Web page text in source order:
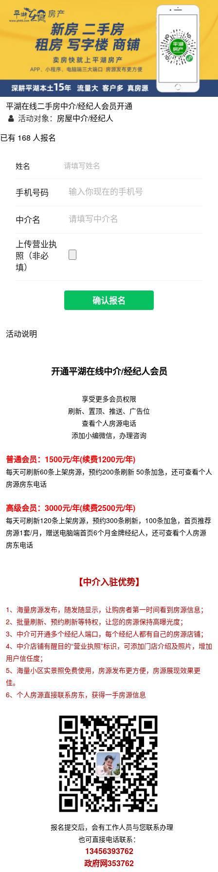
平湖在线二手房中介/经纪人会员开通
活动对象： 房屋中介/经纪人
已有 168 人报名
姓名
手机号码
中介名
上传营业执
照（非必
填）
确认报名
活动说明
开通平湖在线中介/经纪人会员
享受更多会员权限
刷新、置顶、推送、广告位
查看个人房源电话
添加小编微信，办理咨询
普通会员：1500元/年(续费1200元/年)
每天可刷新60条上架房源，预约200条刷新 50条加急，还可查看个人
房源房东电话️
高级会员：3000元/年(续费2500元/年)
每天可刷新120条上架房源，预约300条刷新，100条加急，首页推荐
房源1套/月，赠送电脑端首页6个月金牌经纪人，还可查看个人房源
房东电话️
【中介入驻优势】
1、海量房源发布，随发随显示，让购房者第一时间看到房源信息；
2、批量刷新、预约刷新等特权，让您的房源保持高曝光度；
3、中介可开通多个经纪人端口，每个经纪人都有自己的房源店铺；
4、中介店铺有醒目的“营业执照”标识，可添加门店介绍及照片，增加
用户信任度；
5、海量小区实景照免费使用，房源发布更方便，房源展现效果更
佳。
6、个人房源直接联系房东，获得一手房源信息
报名提交后，会有工作人员与您联系办理
也可直接电话联系：
13456393762
政府网353762